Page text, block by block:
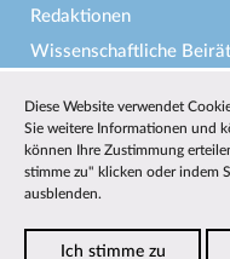
Redaktionen
Wissenschaftliche
Datenschutz
—
Diese Website verwendet
Sie weitere Informationen und
können Ihre Zustimmung
stimme zu" klicken oder indem
ausblenden.
Ich stimme zu